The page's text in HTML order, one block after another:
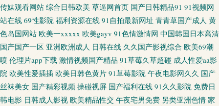
爱图 日韩戍人一级 网站96熟女 亚洲AV色图 91亚洲精品入口 91污秽视频 九
一入口 91论坛 超碰99久99 韩国av中文字幕 伊人影院成人A片 精品久久丁香
五月 日韩国产对白 午夜小电影 AV网址无码 岛国av影院 欧美AA视频 五月天
色导航婷 97在线视频国产 狠狠撸狠狠操 五月婷婷六月花 av盛宴国产 成人在
传媒观看网站 综合日韩欧美 草逼网首页 国产日韩精品91 91视频网
站在线 69性影院 福利资源在线 91自拍最新网址 青青草国产成人 黄
色岛国网站 欧美一xxxxx 欧美gayv 91色情激情网 中国韩国日本高清
国产国产一区 亚洲欧洲成人 日韩在线 久久国产影视综合 欧美69潮
喷 伦理片app下载 激情视频国产精品 91草莓久草超碰 成人性爱aa影
院 欧美性爱插插 欧美日韩色黄片 91草莓影院 午夜电影网久久 国产
丝袜美女 国产精彩视频 操碰视屏 国产福利在线 91久久影院 免费日
韩电影 日韩成人影视 欧美精品性交 午夜宅男免费 另类亚洲色情 家